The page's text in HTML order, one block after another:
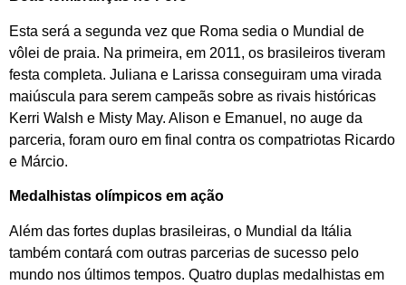
Esta será a segunda vez que Roma sedia o Mundial de
vôlei de praia. Na primeira, em 2011, os brasileiros tiveram
festa completa. Juliana e Larissa conseguiram uma virada
maiúscula para serem campeãs sobre as rivais históricas
Kerri Walsh e Misty May. Alison e Emanuel, no auge da
parceria, foram ouro em final contra os compatriotas Ricardo
e Márcio.
Medalhistas olímpicos em ação
Além das fortes duplas brasileiras, o Mundial da Itália
também contará com outras parcerias de sucesso pelo
mundo nos últimos tempos. Quatro duplas medalhistas em